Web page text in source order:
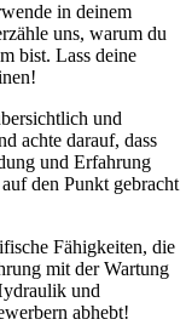
in deinem
uns, warum du
bist. Lass deine
und
achte darauf, dass
und Erfahrung
den Punkt gebracht
Fähigkeiten, die
mit der Wartung
und
abhebt!